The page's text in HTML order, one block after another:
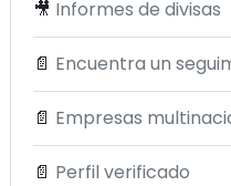
🎥 Informes de divisas
📄 Encuentra un
📄 Empresas
📄 Perfil verificado